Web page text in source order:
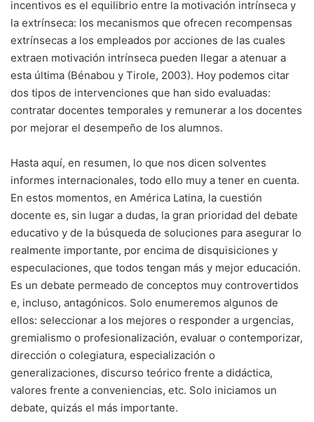
incentivos es el equilibrio entre la motivación intrínseca y
la extrínseca: los mecanismos que ofrecen recompensas
extrínsecas a los empleados por acciones de las cuales
extraen motivación intrínseca pueden llegar a atenuar a
esta última (Bénabou y Tirole, 2003). Hoy podemos citar
dos tipos de intervenciones que han sido evaluadas:
contratar docentes temporales y remunerar a los docentes
por mejorar el desempeño de los alumnos.
Hasta aquí, en resumen, lo que nos dicen solventes
informes internacionales, todo ello muy a tener en cuenta.
En estos momentos, en América Latina, la cuestión
docente es, sin lugar a dudas, la gran prioridad del debate
educativo y de la búsqueda de soluciones para asegurar lo
realmente importante, por encima de disquisiciones y
especulaciones, que todos tengan más y mejor educación.
Es un debate permeado de conceptos muy controvertidos
e, incluso, antagónicos. Solo enumeremos algunos de
ellos: seleccionar a los mejores o responder a urgencias,
gremialismo o profesionalización, evaluar o contemporizar,
dirección o colegiatura, especialización o
generalizaciones, discurso teórico frente a didáctica,
valores frente a conveniencias, etc. Solo iniciamos un
debate, quizás el más importante.